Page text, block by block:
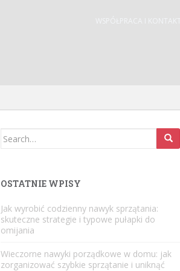
WSPÓŁPRACA I KONTAKT
Search
OSTATNIE WPISY
Jak wyrobić codzienny nawyk sprzątania:
skuteczne strategie i typowe pułapki do
omijania
Wieczorne nawyki porządkowe w domu: jak
zorganizować szybkie sprzątanie i uniknąć